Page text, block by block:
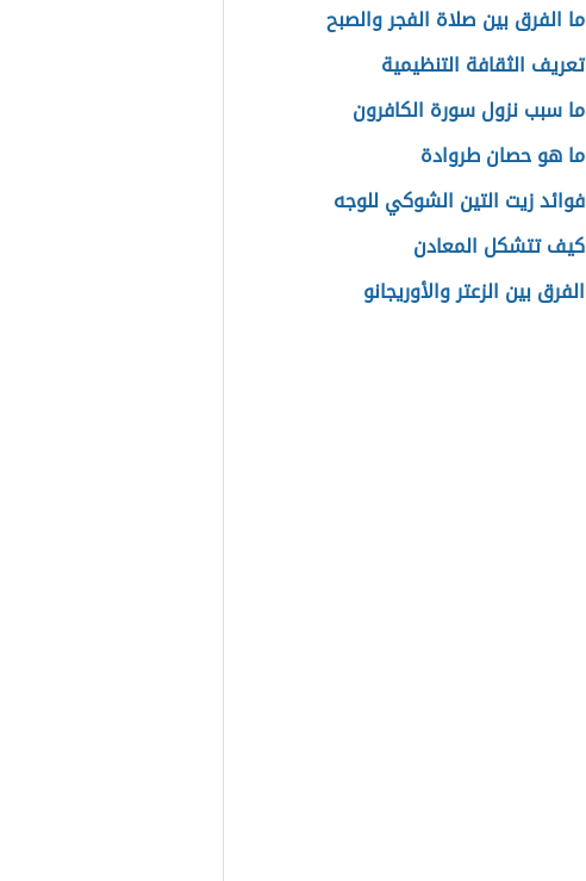
ما الفرق بين صلاة الفجر والصبح
تعريف الثقافة التنظيمية
ما سبب نزول سورة الكافرون
ما هو حصان طروادة
فوائد زيت التين الشوكي للوجه
كيف تتشكل المعادن
الفرق بين الزعتر والأوريجانو